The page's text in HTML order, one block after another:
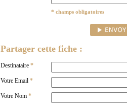
* champs obligatoires
Partager cette fiche :
Destinataire *
Votre Email *
Votre Nom *